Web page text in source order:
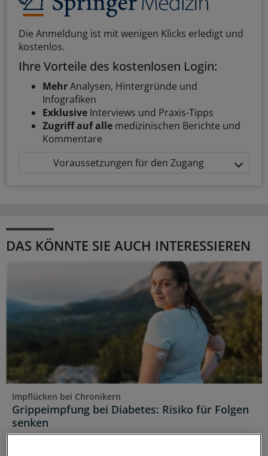
Die Anmeldung ist mit wenigen Klicks erledigt und
kostenlos.
Ihre Vorteile des kostenlosen Login:
MehrAnalysen, Hintergründe und
Infografiken
Exklusive Interviews und Praxis-Tipps
Zugriff auf alle medizinischen Berichte und
Kommentare
Voraussetzungen für den Zugang
DAS KÖNNTE SIE AUCH INTERESSIEREN
Impflücken bei Chronikern
Grippeimpfung bei Diabetes: Risiko für Folgen
senken